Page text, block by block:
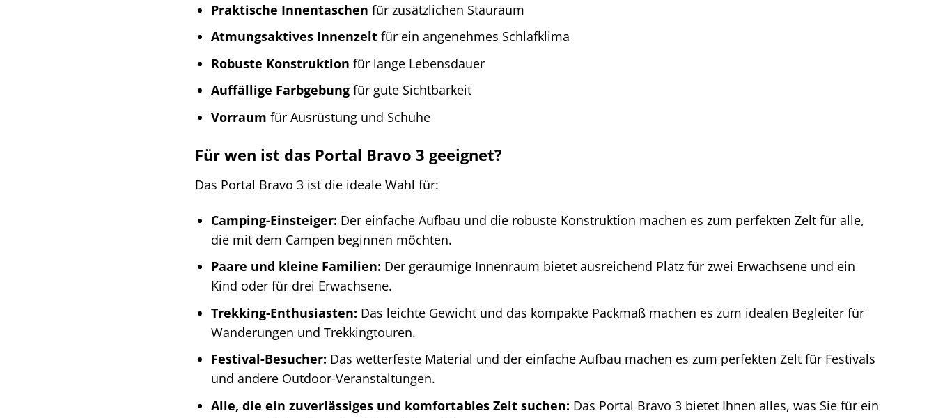
Praktische Innentaschen für zusätzlichen Stauraum
Atmungsaktives Innenzelt für ein angenehmes Schlafklima
Robuste Konstruktion für lange Lebensdauer
Auffällige Farbgebung für gute Sichtbarkeit
Vorraum für Ausrüstung und Schuhe
Für wen ist das Portal Bravo 3 geeignet?
Das Portal Bravo 3 ist die ideale Wahl für:
Camping-Einsteiger: Der einfache Aufbau und die robuste Konstruktion machen es zum perfekten Zelt für alle,
die mit dem Campen beginnen möchten.
Paare und kleine Familien: Der geräumige Innenraum bietet ausreichend Platz für zwei Erwachsene und ein
Kind oder für drei Erwachsene.
Trekking-Enthusiasten: Das leichte Gewicht und das kompakte Packmaß machen es zum idealen Begleiter für
Wanderungen und Trekkingtouren.
Festival-Besucher: Das wetterfeste Material und der einfache Aufbau machen es zum perfekten Zelt für Festivals
und andere Outdoor-Veranstaltungen.
Alle, die ein zuverlässiges und komfortables Zelt suchen: Das Portal Bravo 3 bietet Ihnen alles, was Sie für ein